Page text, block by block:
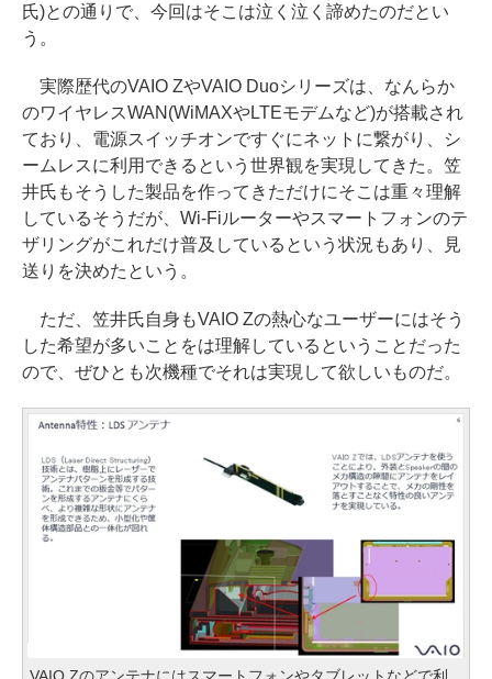
氏)との通りで、今回はそこは泣く泣く諦めたのだとい
う。
実際歴代のVAIO ZやVAIO Duoシリーズは、なんらか
のワイヤレスWAN(WiMAXやLTEモデムなど)が搭載され
ており、電源スイッチオンですぐにネットに繋がり、シ
ームレスに利用できるという世界観を実現してきた。笠
井氏もそうした製品を作ってきただけにそこは重々理解
しているそうだが、Wi-Fiルーターやスマートフォンのテ
ザリングがこれだけ普及しているという状況もあり、見
送りを決めたという。
ただ、笠井氏自身もVAIO Zの熱心なユーザーにはそう
した希望が多いことをは理解しているということだった
ので、ぜひとも次機種でそれは実現して欲しいものだ。
VAIO Zのアンテナにはスマートフォンやタブレットなどで利